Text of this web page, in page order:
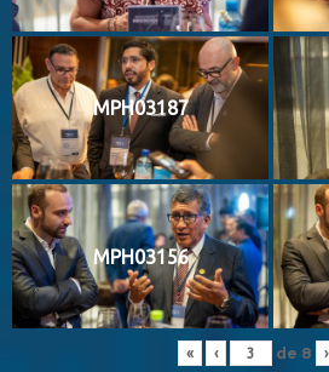
MPH03187
MPH03156
« ‹ de 8 ›